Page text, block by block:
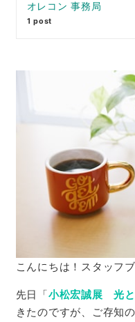
オレコン 事務局
1 post
こんにちは！スタッフ
先日「小松宏誠展 光と
きたのですが、ご存知